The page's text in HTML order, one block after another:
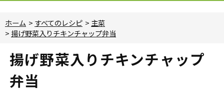
ホーム > すべてのレシピ > 主菜
> 揚げ野菜入りチキンチャップ弁当
揚げ野菜入りチキンチャップ
弁当